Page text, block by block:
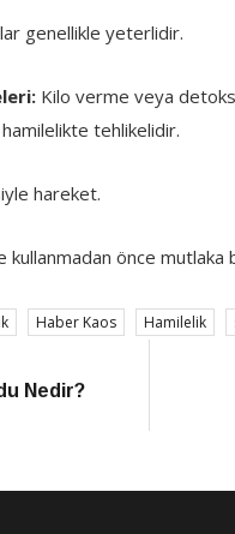
genellikle yeterlidir.
Kilo verme veya
tehlikelidir.
hareket.
önce mutlaka bir
Haber Kaos Hamilelik
Nedir?